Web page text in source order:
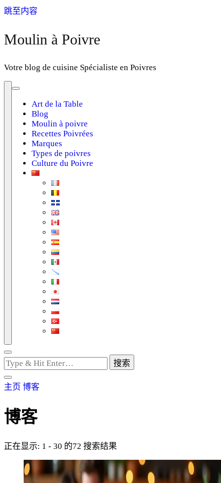
跳至内容
Moulin à Poivre
Votre blog de cuisine Spécialiste en Poivres
Art de la Table
Blog
Moulin à poivre
Recettes Poivrées
Marques
Types de poivres
Culture du Poivre
找
什
么
西
吗?
主页 博客
博客
正在显示: 1 - 30 的72 搜索结果